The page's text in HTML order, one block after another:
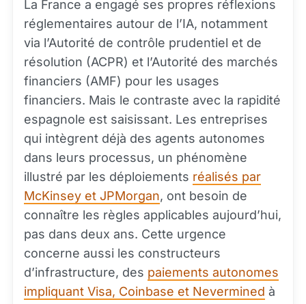
La France a engagé ses propres réflexions
réglementaires autour de l’IA, notamment
via l’Autorité de contrôle prudentiel et de
résolution (ACPR) et l’Autorité des marchés
financiers (AMF) pour les usages
financiers. Mais le contraste avec la rapidité
espagnole est saisissant. Les entreprises
qui intègrent déjà des agents autonomes
dans leurs processus, un phénomène
illustré par les déploiements réalisés par
McKinsey et JPMorgan, ont besoin de
connaître les règles applicables aujourd’hui,
pas dans deux ans. Cette urgence
concerne aussi les constructeurs
d’infrastructure, des paiements autonomes
impliquant Visa, Coinbase et Nevermined à